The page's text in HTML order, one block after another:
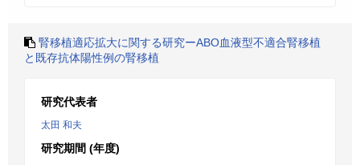
腎移植適応拡大に関する研究ーABO血液型不適合腎移植
と既存抗体陽性例の腎移植
研究代表者
太田 和夫
研究期間 (年度)